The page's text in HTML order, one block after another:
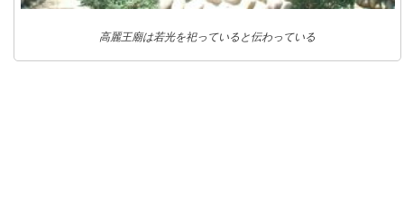
高麗王廟は若光を祀っていると伝わっている